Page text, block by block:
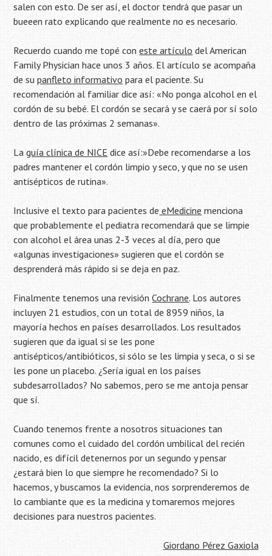
salen con esto. De ser así, el doctor tendrá que pasar un
bueeen rato explicando que realmente no es necesario.
Recuerdo cuando me topé coneste artículo del American
Family Physician hace unos 3 años. El artículo se acompaña
de supanfleto informativo para el paciente. Su
recomendación al familiar dice así: «No ponga alcohol en el
cordón de su bebé. El cordón se secará y se caerá por sí solo
dentro de las próximas 2 semanas».
Laguía clínica de NICE dice así:»Debe recomendarse a los
padres mantener el cordón limpio y seco, y que no se usen
antisépticos de rutina».
Inclusive el texto para pacientes de eMedicine menciona
que probablemente el pediatra recomendará que se limpie
con alcohol el área unas 2-3 veces al día, pero que
«algunas investigaciones» sugieren que el cordón se
desprenderá más rápido si se deja en paz.
Finalmente tenemos una revisiónCochrane. Los autores
incluyen 21 estudios, con un total de 8959 niños, la
mayoría hechos en países desarrollados. Los resultados
sugieren que da igual si se les pone
antisépticos/antibióticos, si sólo se les limpia y seca, o si se
les pone un placebo. ¿Sería igual en los países
subdesarrollados? No sabemos, pero se me antoja pensar
que sí.
Cuando tenemos frente a nosotros situaciones tan
comunes como el cuidado del cordón umbilical del recién
nacido, es difícil detenernos por un segundo y pensar
¿estará bien lo que siempre he recomendado? Si lo
hacemos, y buscamos la evidencia, nos sorprenderemos de
lo cambiante que es la medicina y tomaremos mejores
decisiones para nuestros pacientes.
Giordano Pérez Gaxiola